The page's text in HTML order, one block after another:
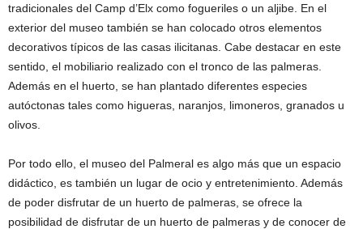
tradicionales del Camp d’Elx como fogueriles o un aljibe. En el
exterior del museo también se han colocado otros elementos
decorativos típicos de las casas ilicitanas. Cabe destacar en este
sentido, el mobiliario realizado con el tronco de las palmeras.
Además en el huerto, se han plantado diferentes especies
autóctonas tales como higueras, naranjos, limoneros, granados u
olivos.
Por todo ello, el museo del Palmeral es algo más que un espacio
didáctico, es también un lugar de ocio y entretenimiento. Además
de poder disfrutar de un huerto de palmeras, se ofrece la
posibilidad de disfrutar de un huerto de palmeras y de conocer de